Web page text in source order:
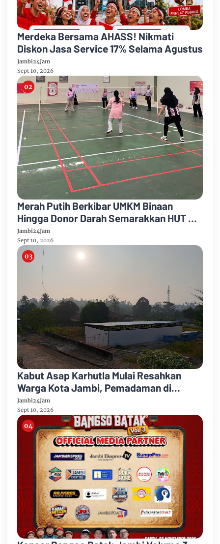
Merdeka Bersama AHASS! Nikmati
Diskon Jasa Service 17% Selama Agustus
Jambi24Jam
Sept 10, 2026
Merah Putih Berkibar UMKM Binaan
Hingga Donor Darah Semarakkan HUT RI
Ke-81 Di PTPN IV Regional IV
Jambi24Jam
Sept 10, 2026
Kabut Asap Karhutla Mulai Resahkan
Warga Kota Jambi, Pemadaman di
Sungai Gelam Terus Dikebut
Jambi24Jam
Sept 10, 2026